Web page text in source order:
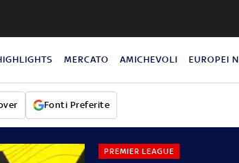
MERCATO AMICHEVOLI EUROPEI
Fonti Preferite
PREMIER LEAGUE